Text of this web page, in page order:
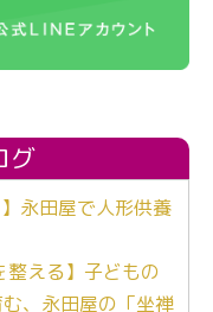
グ
永田屋で人形供養
整える】子どもの
、永田屋の「坐禅